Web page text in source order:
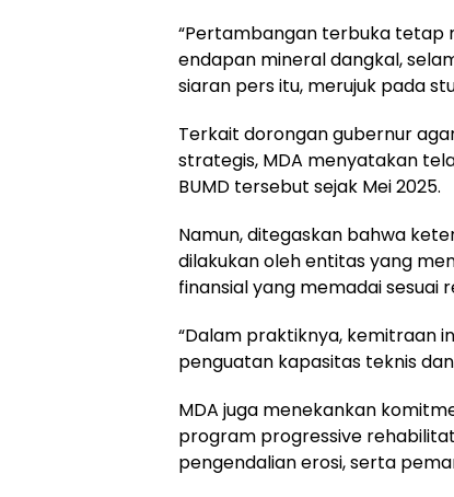
“Pertambangan terbuka tetap
endapan mineral dangkal,
siaran pers itu, merujuk pada
Terkait dorongan gubernur
strategis, MDA menyatakan
BUMD tersebut sejak Mei 2025.
Namun, ditegaskan bahwa
dilakukan oleh entitas yang
finansial yang memadai sesuai
“Dalam praktiknya, kemitraan
penguatan kapasitas teknis
MDA juga menekankan
program progressive
pengendalian erosi, serta